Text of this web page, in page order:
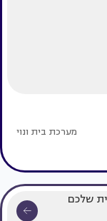
מערכת בית ונוי